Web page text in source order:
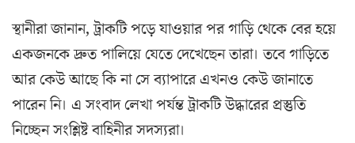
স্থানীরা জানান, ট্রাকটি পড়ে যাওয়ার পর গাড়ি থেকে বের হয়ে
একজনকে দ্রুত পালিয়ে যেতে দেখেছেন তারা। তবে গাড়িতে
আর কেউ আছে কি না সে ব্যাপারে এখনও কেউ জানাতে
পারেন নি। এ সংবাদ লেখা পর্যন্ত ট্রাকটি উদ্ধারের প্রস্তুতি
নিচ্ছেন সংশ্লিষ্ট বাহিনীর সদস্যরা।